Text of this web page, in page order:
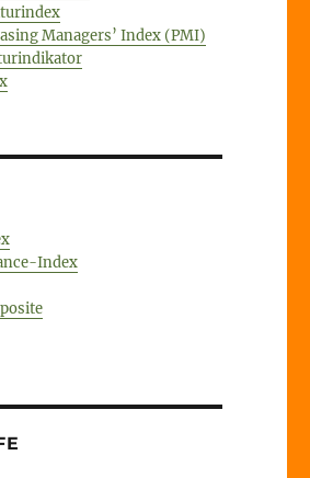
Managers’ Index (PMI)
Index